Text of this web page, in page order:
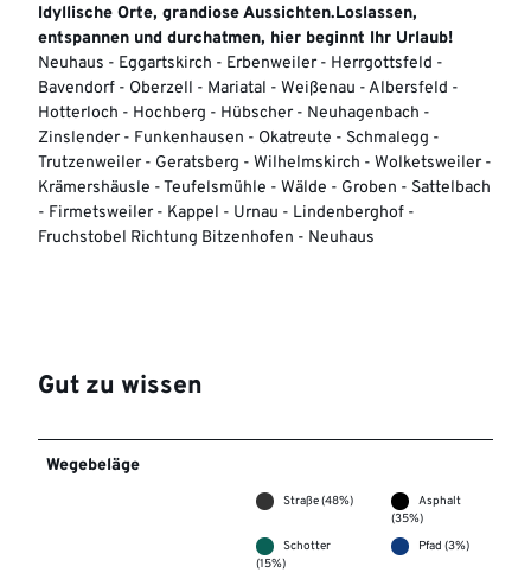
Idyllische Orte, grandiose Aussichten.Loslassen,
entspannen und durchatmen, hier beginnt Ihr Urlaub!
Neuhaus - Eggartskirch - Erbenweiler - Herrgottsfeld -
Bavendorf - Oberzell - Mariatal - Weißenau - Albersfeld -
Hotterloch - Hochberg - Hübscher - Neuhagenbach -
Zinslender - Funkenhausen - Okatreute - Schmalegg -
Trutzenweiler - Geratsberg - Wilhelmskirch - Wolketsweiler -
Krämershäusle - Teufelsmühle - Wälde - Groben - Sattelbach
- Firmetsweiler - Kappel - Urnau - Lindenberghof -
Fruchstobel Richtung Bitzenhofen - Neuhaus
Gut zu wissen
Wegebeläge
Straße (48%)
Asphalt
(35%)
Schotter
(15%)
Pfad (3%)